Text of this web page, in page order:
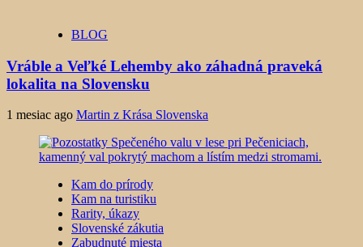
BLOG
Vráble a Veľké Lehemby ako záhadná praveká
lokalita na Slovensku
1 mesiac ago Martin z Krása Slovenska
Kam do prírody
Kam na turistiku
Rarity, úkazy
Slovenské zákutia
Zabudnuté miesta